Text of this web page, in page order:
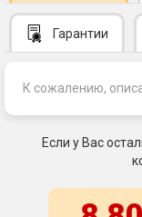
Гарантии
К сожалению,
Если у Вас